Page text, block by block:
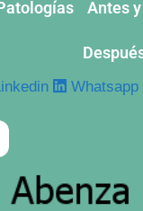
Antes y
Whatsapp